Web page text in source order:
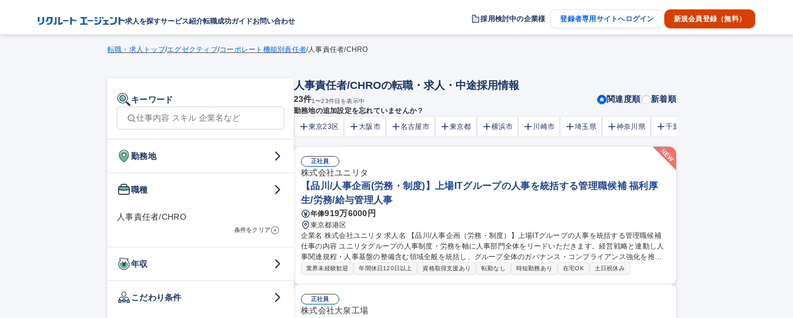
求人を探すサービス紹介転職成功ガイドお問い合わせ 採用検討中の企業様 登録者専用サイトへログイン 新規会員登録（無料）
転職・求人トップ/エグゼクティブ/コーポレート機能別責任者/人事責任者/CHRO
キーワード
勤務地
職種
人事責任者/CHRO
条件をクリア
年収
こだわり条件
人事責任者/CHROの転職・求人・中途採用情報
23件1〜23件目を表示中 関連度順 新着順
勤務地の追加設定を忘れていませんか？
東京23区
大阪市 名古屋市 東京都 横浜市 川崎市 埼玉県 神奈川県 千葉市
正社員
株式会社ユニリタ
【品川/人事企画(労務・制度)】上場ITグループの人事を統括する管理職候補 福利厚
生/労務/給与管理人事
年俸919万6000円
東京都港区
企業名 株式会社ユニリタ 求人名 【品川/人事企画（労務・制度）】上場ITグループの人事を統括する管理職候補
仕事の内容 ユニリタグループの人事制度・労務を軸に人事部門全体をリードいただきます。経営戦略と連動し人
事関連規程・人事基盤の整備含む領域全般を統括し、グループ全体のガバナンス・コンプライアンス強化を推進
します。 ■人事ガバナンス：グループ全体の制度・労務運営の統制・標準化 ■部門運営の統括：労務・採用・人材
度：等級・評価・報酬制度の企画・運用・改善・定着 募集職種 【品川/人事企画（労務・制度）】上場ITグループ
の人事を統括する管理職候補
業界未経験歓迎 年間休日120日以上 資格取得支援あり 転勤なし 時短勤務あり 在宅OK 土日祝休み
正社員
株式会社大泉工場